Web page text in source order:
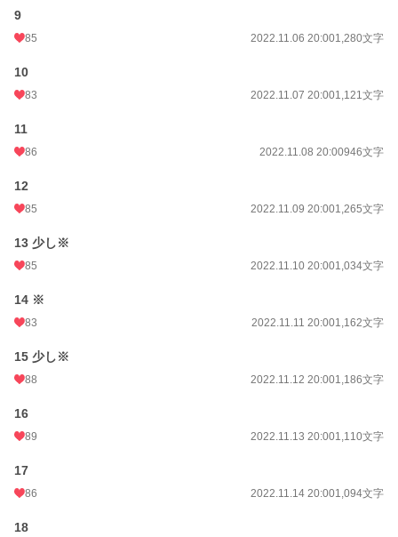
9
85 2022.11.06 20:001,280文字
10
83 2022.11.07 20:001,121文字
11
86 2022.11.08 20:00946文字
12
85 2022.11.09 20:001,265文字
13 少し※
85 2022.11.10 20:001,034文字
14 ※
83 2022.11.11 20:001,162文字
15 少し※
88 2022.11.12 20:001,186文字
16
89 2022.11.13 20:001,110文字
17
86 2022.11.14 20:001,094文字
18